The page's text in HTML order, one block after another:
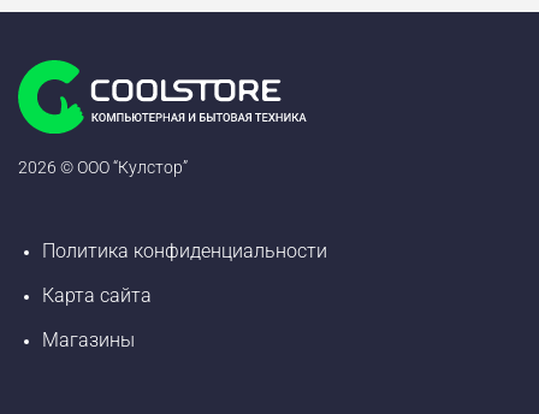
2026 © ООО “Кулстор”
Политика конфиденциальности
Карта сайта
Магазины